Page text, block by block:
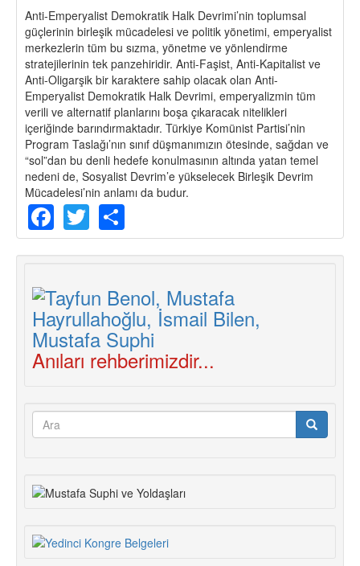
Anti-Emperyalist Demokratik Halk Devrimi’nin toplumsal
güçlerinin birleşik mücadelesi ve politik yönetimi, emperyalist
merkezlerin tüm bu sızma, yönetme ve yönlendirme
stratejilerinin tek panzehiridir. Anti-Faşist, Anti-Kapitalist ve
Anti-Oligarşik bir karaktere sahip olacak olan Anti-
Emperyalist Demokratik Halk Devrimi, emperyalizmin tüm
verili ve alternatif planlarını boşa çıkaracak nitelikleri
içeriğinde barındırmaktadır. Türkiye Komünist Partisi’nin
Program Taslağı’nın sınıf düşmanımızın ötesinde, sağdan ve
“sol”dan bu denli hedefe konulmasının altında yatan temel
nedeni de, Sosyalist Devrim’e yükselecek Birleşik Devrim
Mücadelesi’nin anlamı da budur.
Facebook
Twitter
Anıları rehberimizdir...
Arama